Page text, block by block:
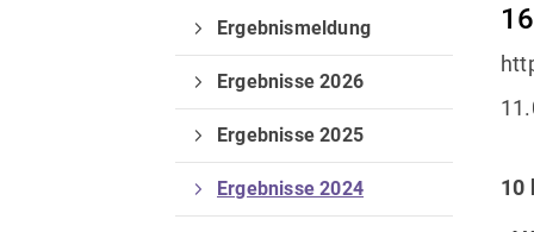
10
Ergebnismeldung
Ergebnisse 2026
Ergebnisse 2025
Ergebnisse 2024